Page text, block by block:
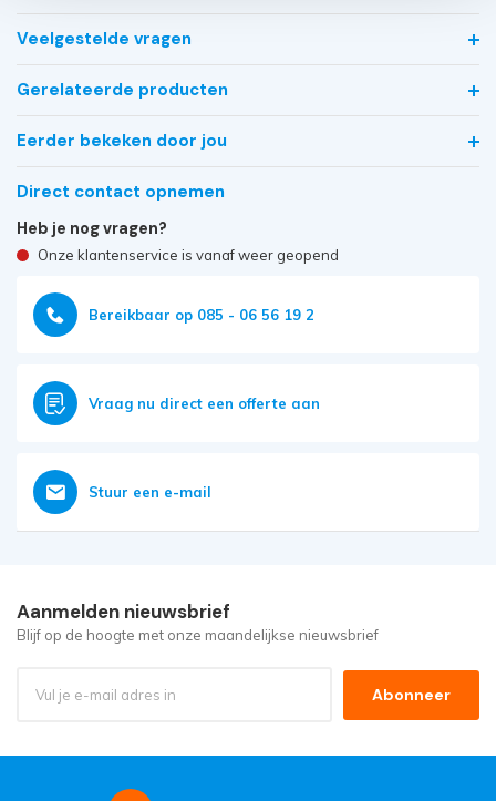
Veelgestelde vragen
Gerelateerde producten
Eerder bekeken door jou
Direct contact opnemen
Heb je nog vragen?
Onze klantenservice is vanaf weer geopend
Bereikbaar op 085 - 06 56 19 2
Vraag nu direct een offerte aan
Stuur een e-mail
Aanmelden nieuwsbrief
Blijf op de hoogte met onze maandelijkse nieuwsbrief
Abonneer